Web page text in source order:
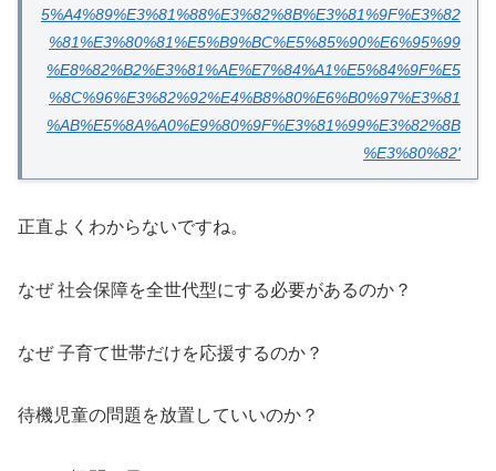
5%A4%89%E3%81%88%E3%82%8B%E3%81%9F%E3%82
%81%E3%80%81%E5%B9%BC%E5%85%90%E6%95%99
%E8%82%B2%E3%81%AE%E7%84%A1%E5%84%9F%E5
%8C%96%E3%82%92%E4%B8%80%E6%B0%97%E3%81
%AB%E5%8A%A0%E9%80%9F%E3%81%99%E3%82%8B
%E3%80%82'
正直よくわからないですね。
なぜ 社会保障を全世代型にする必要があるのか？
なぜ 子育て世帯だけを応援するのか？
待機児童の問題を放置していいのか？